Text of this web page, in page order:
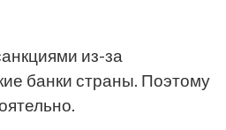
из-за
банки страны. Поэтому